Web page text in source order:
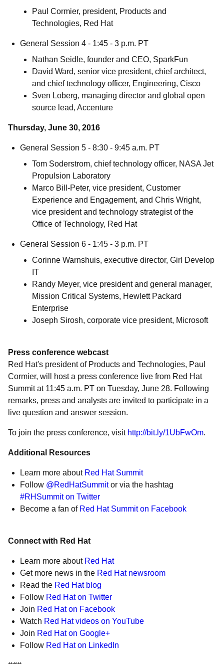
Paul Cormier, president, Products and
Technologies, Red Hat
General Session 4 - 1:45 - 3 p.m. PT
Nathan Seidle, founder and CEO, SparkFun
David Ward, senior vice president, chief architect,
and chief technology officer, Engineering, Cisco
Sven Loberg, managing director and global open
source lead, Accenture
Thursday, June 30, 2016
General Session 5 - 8:30 - 9:45 a.m. PT
Tom Soderstrom, chief technology officer, NASA Jet
Propulsion Laboratory
Marco Bill-Peter, vice president, Customer
Experience and Engagement, and Chris Wright,
vice president and technology strategist of the
Office of Technology, Red Hat
General Session 6 - 1:45 - 3 p.m. PT
Corinne Warnshuis, executive director, Girl Develop
IT
Randy Meyer, vice president and general manager,
Mission Critical Systems, Hewlett Packard
Enterprise
Joseph Sirosh, corporate vice president, Microsoft
Press conference webcast
Red Hat's president of Products and Technologies, Paul
Cormier, will host a press conference live from Red Hat
Summit at 11:45 a.m. PT on Tuesday, June 28. Following
remarks, press and analysts are invited to participate in a
live question and answer session.
To join the press conference, visit http://bit.ly/1UbFwOm.
Additional Resources
Learn more about Red Hat Summit
Follow @RedHatSummitor via the hashtag
#RHSummit on Twitter
Become a fan of Red Hat Summit on Facebook
Connect with Red Hat
Learn more about Red Hat
Get more news in the Red Hat newsroom
Read the Red Hat blog
Follow Red Hat on Twitter
Join Red Hat on Facebook
Watch Red Hat videos on YouTube
Join Red Hat on Google+
Follow Red Hat on LinkedIn